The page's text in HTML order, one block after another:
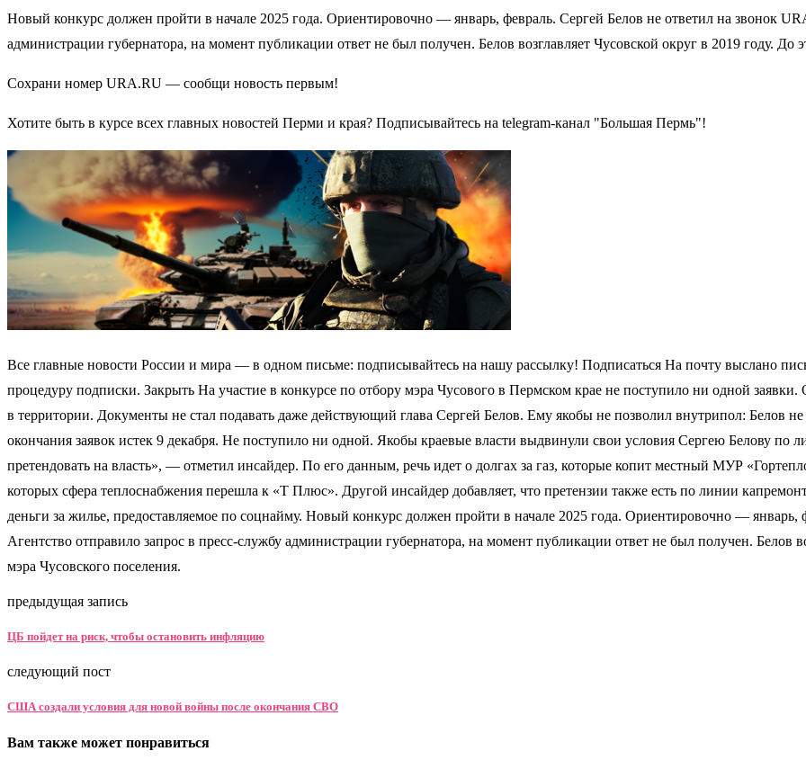
Новый конкурс должен пройти в начале 2025 года. Ориентировочно — январь, февраль. Сергей Белов не ответил на звонок
администрации губернатора, на момент публикации ответ не был получен. Белов возглавляет Чусовской округ в 2019 году. До
Сохрани номер URA.RU — сообщи новость первым!
Хотите быть в курсе всех главных новостей Перми и края? Подписывайтесь на telegram-канал "Большая Пермь"!
Все главные новости России и мира — в одном письме: подписывайтесь на нашу рассылку! Подписаться На почту выслано
процедуру подписки. Закрыть На участие в конкурсе по отбору мэра Чусового в Пермском крае не поступило ни одной
в территории. Документы не стал подавать даже действующий глава Сергей Белов. Ему якобы не позволил внутрипол: Белов
окончания заявок истек 9 декабря. Не поступило ни одной. Якобы краевые власти выдвинули свои условия Сергею Белову
претендовать на власть», — отметил инсайдер. По его данным, речь идет о долгах за газ, которые копит местный МУР
которых сфера теплоснабжения перешла к «Т Плюс». Другой инсайдер добавляет, что претензии также есть по линии
деньги за жилье, предоставляемое по соцнайму. Новый конкурс должен пройти в начале 2025 года. Ориентировочно —
Агентство отправило запрос в пресс-службу администрации губернатора, на момент публикации ответ не был получен. Белов
мэра Чусовского поселения.
предыдущая запись
ЦБ пойдет на риск, чтобы остановить инфляцию
следующий пост
США создали условия для новой войны после окончания СВО
Вам также может понравиться